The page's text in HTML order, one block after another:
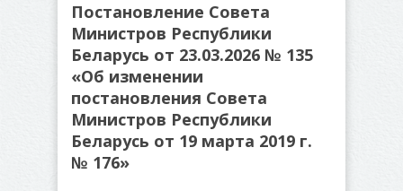
Постановление Совета
Министров Республики
Беларусь от 23.03.2026 № 135
«Об изменении
постановления Совета
Министров Республики
Беларусь от 19 марта 2019 г.
№ 176»